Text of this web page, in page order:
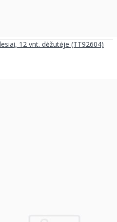
12 vnt. dėžutėje (TT92604)